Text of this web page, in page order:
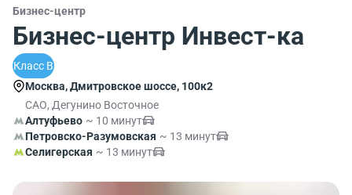
Бизнес-центр
Бизнес-центр Инвест-ка
Класс B
Москва, Дмитровское шоссе, 100к2
САО, Дегунино Восточное
Алтуфьево ~ 10 минут
Петровско-Разумовская ~ 13 минут
Селигерская ~ 13 минут